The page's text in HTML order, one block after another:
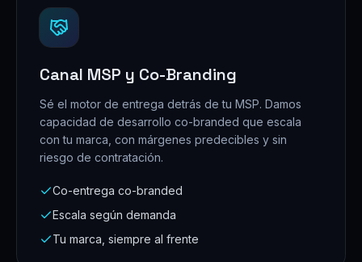
Canal MSP y Co-Branding
Sé el motor de entrega detrás de tu MSP. Damos
capacidad de desarrollo co-branded que escala
con tu marca, con márgenes predecibles y sin
riesgo de contratación.
Co-entrega co-branded
Escala según demanda
Tu marca, siempre al frente